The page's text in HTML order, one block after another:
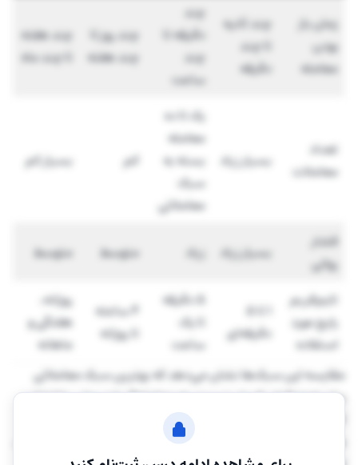
زمان باز
بودن
معامله
چند ثانیه
تا چند
دقیقه
چند
دقیقه تا
چند
ساعت
چند روز تا
چند هفته
چند هفته
تا چند ماه
تعداد
معاملات
بسیار زیاد
یک تا ده
معامله
بسته به
سبک
معاملاتی
کم بسیار کم
فشار
روانی
بسیار زیاد زیاد متوسط متوسط
تایم‌فریم
رایج مورد
استفاده
1 تا 5
دقیقه‌ای
5 دقیقه
تا یک
ساعت
4 ساعته
تا روزانه
روزانه،
هفتگی و
ماهانه
مقایسه این سبک‌ها نشان می‌دهد که بهترین سبک معاملاتی
برای همه افراد یکسان نیست. هر معامله‌گر باید روشی را انتخاب
کند که با شخصیت، روحیات و شرایط زندگی او هماهنگ باشد. به
همین دلیل، ممکن است معامله‌گری در اسکالپینگ موفق نباشد،